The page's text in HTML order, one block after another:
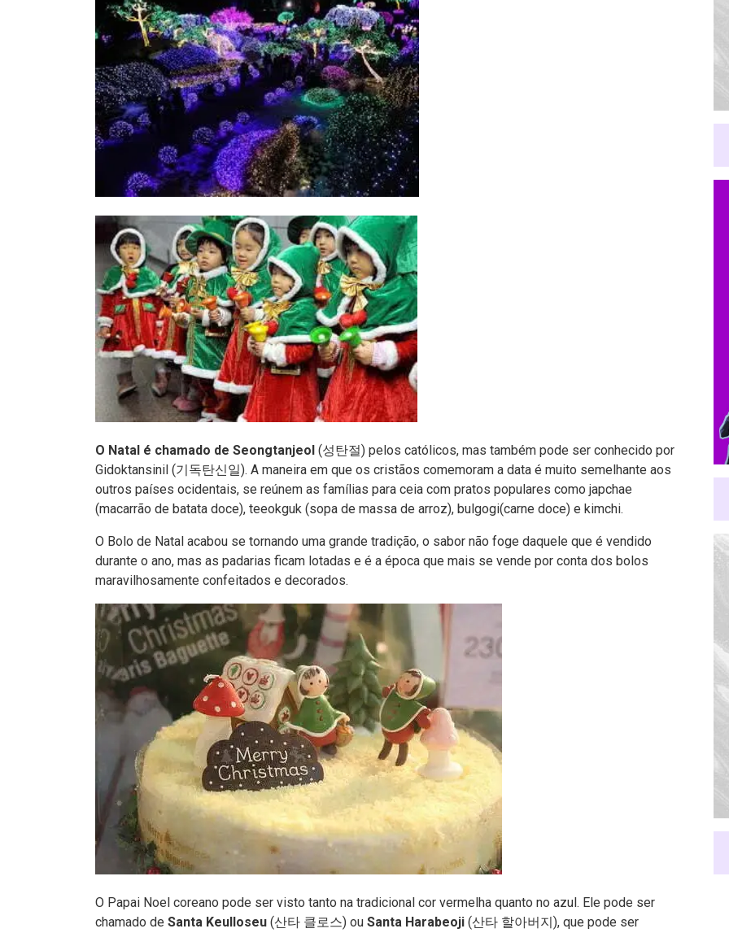
O Natal é chamado de Seongtanjeol (성탄절) pelos católicos, mas também pode ser conhecido por
Gidoktansinil (기독탄신일). A maneira em que os cristãos comemoram a data é muito semelhante aos
outros países ocidentais, se reúnem as famílias para ceia com pratos populares como japchae
(macarrão de batata doce), teeokguk (sopa de massa de arroz), bulgogi(carne doce) e kimchi.
O Bolo de Natal acabou se tornando uma grande tradição, o sabor não foge daquele que é vendido
durante o ano, mas as padarias ficam lotadas e é a época que mais se vende por conta dos bolos
maravilhosamente confeitados e decorados.
O Papai Noel coreano pode ser visto tanto na tradicional cor vermelha quanto no azul. Ele pode ser
chamado de Santa Keulloseu (산타 클로스) ou Santa Harabeoji (산타 할아버지), que pode ser